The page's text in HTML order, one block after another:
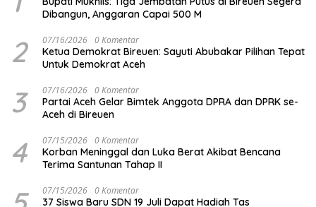
Dibangun, Anggaran Capai 500 M
2 07/16/2026 0 Komentar
Ketua Demokrat Bireuen: Sayuti Abubakar Pilihan Tepat
Untuk Demokrat Aceh
3 07/16/2026 0 Komentar
Partai Aceh Gelar Bimtek Anggota DPRA dan DPRK se-
Aceh di Bireuen
4 07/15/2026 0 Komentar
Korban Meninggal dan Luka Berat Akibat Bencana
Terima Santunan Tahap II
07/15/2026 0 Komentar
37 Siswa Baru SDN 19 Juli Dapat Hadiah Tas